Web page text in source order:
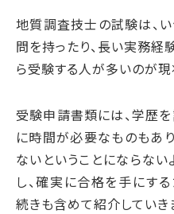
地質調査技士の試験は、
問を持ったり、長い実務経
ら受験する人が多いのが現
受験申請書類には、学歴
に時間が必要なものもあ
ないということにならない
し、確実に合格を手にす
続きも含めて紹介していき